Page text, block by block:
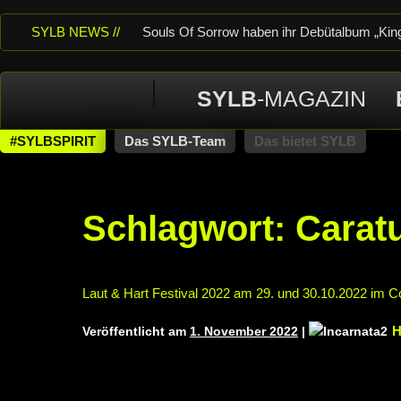
SYLB NEWS // Souls Of Sorrow haben ihr Debütalbum
TerrortwinZ EP-Releaseshow am
neuem Album „Rise Of Independence“
SYLB-MAGAZIN
#SYLBSPIRIT Das SYLB-Team Das bietet SYLB
Schlagwort:
Laut & Hart Festival 2022 am 29. und 30.10.2022 im
Veröffentlicht am 1. November 2022 |